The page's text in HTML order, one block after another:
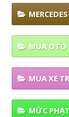
MUA OTO
MUA XE
MỨC